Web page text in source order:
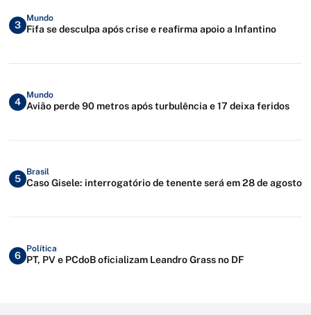
3
Mundo
Fifa se desculpa após crise e reafirma apoio a Infantino
4
Mundo
Avião perde 90 metros após turbulência e 17 deixa feridos
5
Brasil
Caso Gisele: interrogatório de tenente será em 28 de agosto
6
Política
PT, PV e PCdoB oficializam Leandro Grass no DF